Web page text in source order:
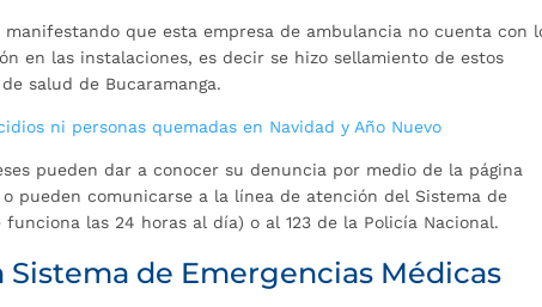
que esta empresa de ambulancia no cuenta con
en las instalaciones, es decir se hizo sellamiento de estos
salud de Bucaramanga.
ni personas quemadas en Navidad y Año Nuevo
pueden dar a conocer su denuncia por medio de la página
pueden comunicarse a la línea de atención del Sistema de
funciona las 24 horas al día) o al 123 de la Policía Nacional.
de Emergencias Médicas